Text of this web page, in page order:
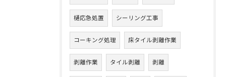
樋応急処置 シーリング工事
コーキング処理 床タイル剥離作業
剥離作業 タイル剥離 剥離